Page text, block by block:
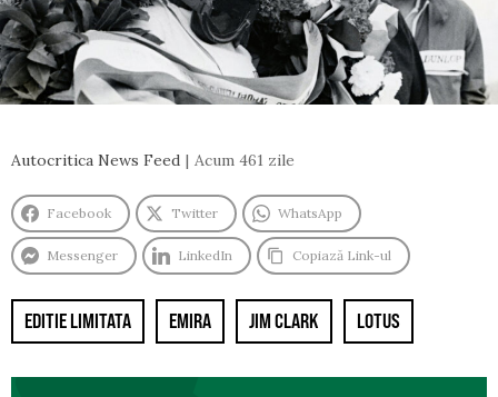
Autocritica News Feed Acum 461 zile
Facebook Twitter WhatsApp
Messenger LinkedIn Copiază Link-ul
EDITIE LIMITATA EMIRA JIM CLARK LOTUS